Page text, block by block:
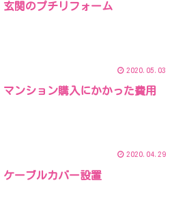
玄関のプチリフォーム
2020.05.03
マンション購入にかかった費用
2020.04.29
ケーブルカバー設置